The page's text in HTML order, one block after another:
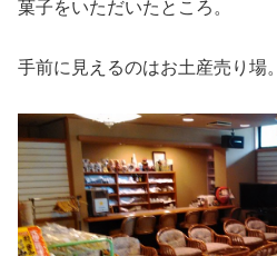
菓子をいただいたところ。
手前に見えるのはお土産売り場。